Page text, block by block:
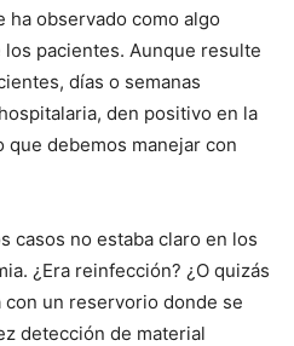
ha observado como algo
pacientes. Aunque resulte
días o semanas
den positivo en la
que debemos manejar con
casos no estaba claro en los
¿Era reinfección? ¿O quizás
un reservorio donde se
detección de material